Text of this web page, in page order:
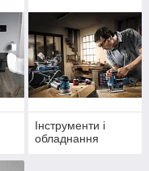
Інструменти і
обладнання